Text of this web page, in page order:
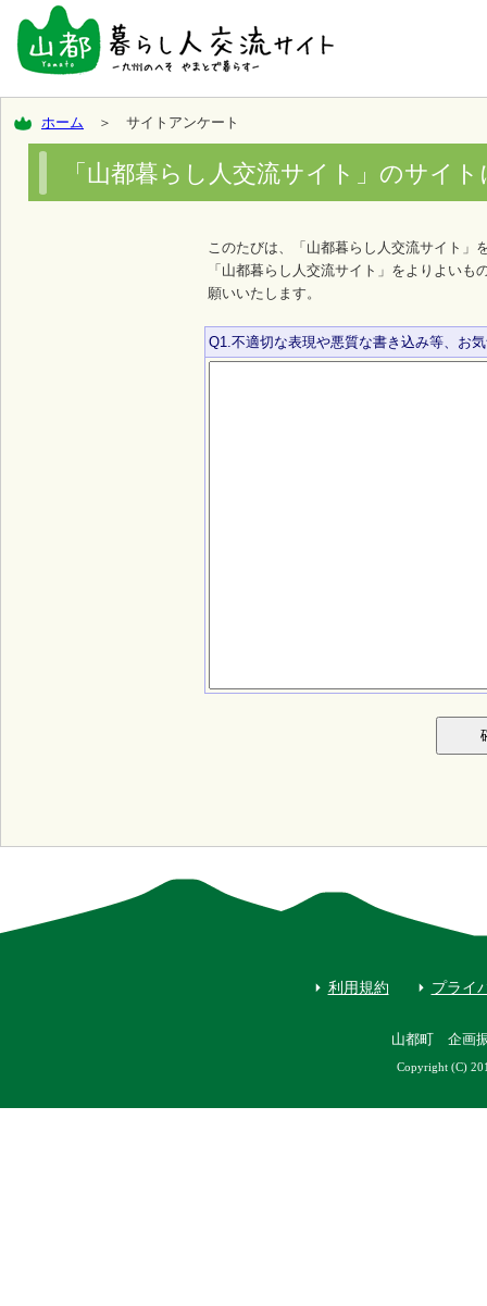
ホーム ＞ サイトアンケート
「山都暮らし人交流サイト」のサイ
このたびは、「山都暮らし人交流サイト」
「山都暮らし人交流サイト」をよりよい
願いいたします。
Q1.不適切な表現や悪質な書き込み等、お
利用規約 プライ
山都町 企画
Copyright (C)